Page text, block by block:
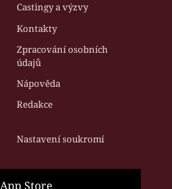
Castingy a výzvy
Kontakty
Zpracování osobních
údajů
Nápověda
Redakce
Nastavení soukromí
App Store